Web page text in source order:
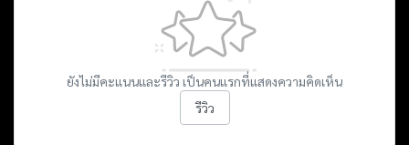
ยังไม่มีคะแนนและรีวิว เป็นคนแรกที่แสดงความคิดเห็น
รีวิว